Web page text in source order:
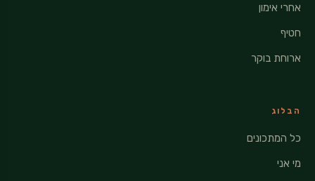
אחרי אימון
חטיף
ארוחת בוקר
הבלוג
כל המתכונים
מי אני